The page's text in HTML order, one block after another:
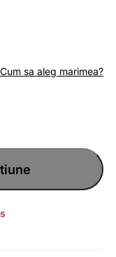
Cum sa aleg marimea?